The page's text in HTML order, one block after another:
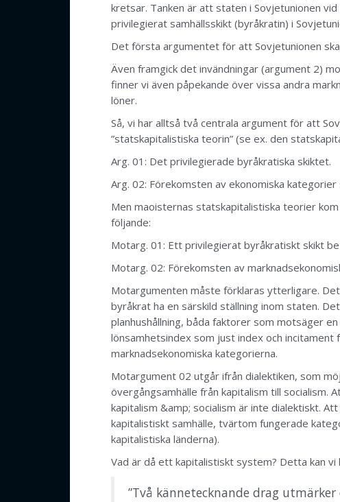
kretsar. Tanken är att staten i Sovjetunionen
privilegierat samhällsskikt (byråkratin) i
Det första argumentet för att Sovjetunionen
Även framgick det invändningar (argument 2)
finner vi även påpekande över vissa andra
löner.
Så, vi har alltså två centrala argument för att
”statskapitalistiska teorin” (se ex. den
Arg. 01: Det privilegierade byråkratiska skiktet.
Arg. 02: Förekomsten av ekonomiska
Men maoisternas statskapitalistiska teorier
följande:
Motarg. 01: Ett privilegierat byråkratiskt skikt
Motarg. 02: Förekomsten av
Motargumenten måste förklaras ytterligare.
byråkrat ha en särskild ställning inom staten.
planhushållning, båda faktorer som motsäger
lönsamhetsindex som just index och
marknadsekonomiska kategorierna.
Motargument 02 utgår ifrån dialektiken, som
övergångsamhälle från kapitalism till socialism.
kapitalism &amp; socialism är inte dialektiskt.
kapitalistiskt samhälle, tvärtom fungerade
kapitalistiska länderna).
Vad är då ett kapitalistiskt system? Detta kan
”Två kännetecknande drag